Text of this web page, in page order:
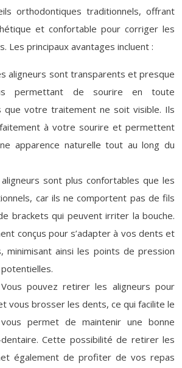
orthodontiques traditionnels, offrant
et confortable pour corriger les
Les principaux avantages incluent :
aligneurs sont transparents et presque
permettant de sourire en toute
que votre traitement ne soit visible. Ils
à votre sourire et permettent
apparence naturelle tout au long du
sont plus confortables que les
car ils ne comportent pas de fils
brackets qui peuvent irriter la bouche.
conçus pour s’adapter à vos dents et
minimisant ainsi les points de pression
Vous pouvez retirer les aligneurs pour
vous brosser les dents, ce qui facilite le
permet de maintenir une bonne
dentaire. Cette possibilité de retirer les
également de profiter de vos repas